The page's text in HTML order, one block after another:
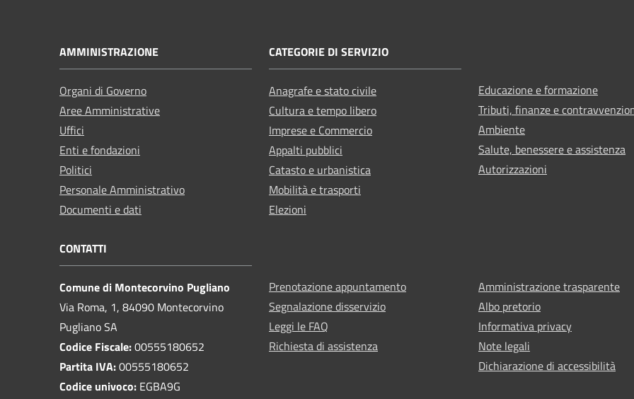
AMMINISTRAZIONE
Organi di Governo
Aree Amministrative
Uffici
Enti e fondazioni
Politici
Personale Amministrativo
Documenti e dati
CATEGORIE DI SERVIZIO
Anagrafe e stato civile
Cultura e tempo libero
Imprese e Commercio
Appalti pubblici
Catasto e urbanistica
Mobilità e trasporti
Elezioni
Educazione e formazione
Tributi, finanze e
Ambiente
Salute, benessere e assistenza
Autorizzazioni
CONTATTI
Comune di Montecorvino Pugliano
Via Roma, 1, 84090 Montecorvino
Pugliano SA
Codice Fiscale:00555180652
Partita IVA:00555180652
Codice univoco: EGBA9G
Prenotazione appuntamento
Segnalazione disservizio
Leggi le FAQ
Richiesta di assistenza
Amministrazione trasparente
Albo pretorio
Informativa privacy
Note legali
Dichiarazione di accessibilità